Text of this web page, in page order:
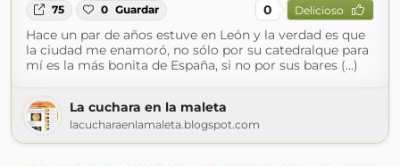
75 0 Guardar 0 Delicioso
Hace un par de años estuve en León y la verdad es que
la ciudad me enamoró, no sólo por su catedralque para
mí es la más bonita de España, si no por sus bares (...)
La cuchara en la maleta
lacucharaenlamaleta.blogspot.com